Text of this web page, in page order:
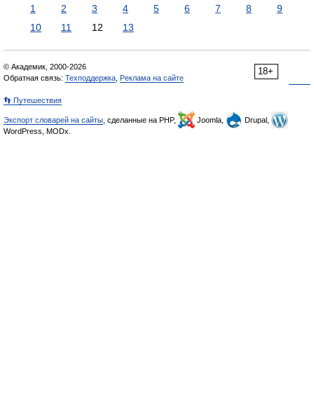
1 2 3 4 5 6 7 8
9
10
11 12 13
18+
© Академик, 2000-2026
Обратная связь: Техподдержка Реклама на сайте
👣 Путешествия
Экспорт словарей на сайты , сделанные на PHP, Joomla,
Drupal,
WordPress, MODx.